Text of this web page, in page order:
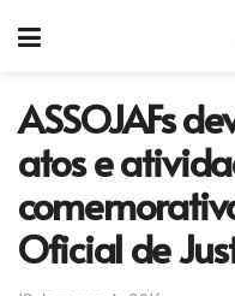
ASSOJAFs
atos e
Oficial de